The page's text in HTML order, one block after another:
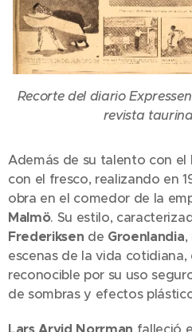
Recorte del diario
revista
Además de su talento con el
con el fresco, realizando en
obra en el comedor de la
Malmö. Su estilo,
Frederiksen de Groenlandia
escenas de la vida
reconocible por su uso
de sombras y efectos